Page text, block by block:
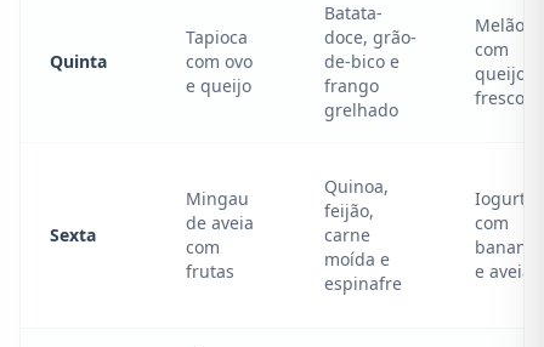
Quinta
Tapioca
com ovo
e queijo
Batata-
doce, grão-
de-bico e
frango
grelhado
Melão
com
queijo
fresco
Sexta
Mingau
de aveia
com
frutas
Quinoa,
feijão,
carne
moída e
espinafre
Iogurte
com
banana
e aveia